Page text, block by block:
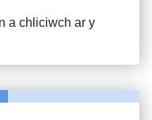
a chliciwch ar y